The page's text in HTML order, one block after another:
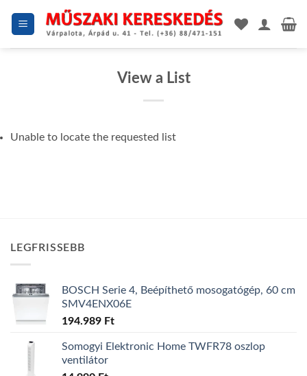
View a List
Unable to locate the requested list
LEGFRISSEBB
BOSCH Serie 4, Beépíthető mosogatógép, 60 cm
SMV4ENX06E
194.989 Ft
Somogyi Elektronic Home TWFR78 oszlop
ventilátor